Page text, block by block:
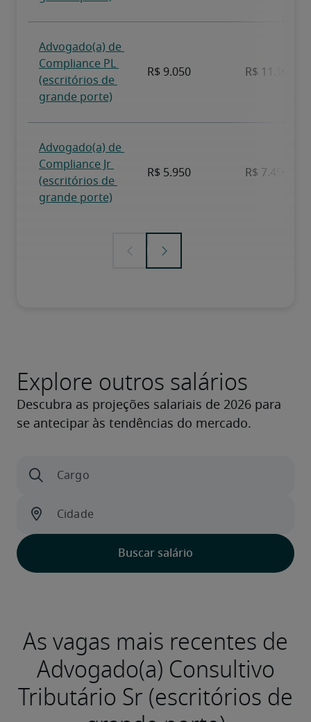
Explore outros salários